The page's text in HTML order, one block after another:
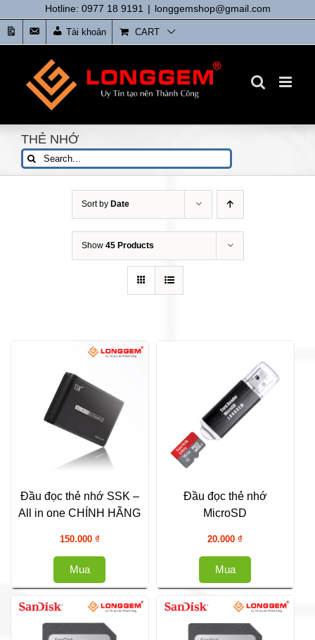
to
content
Hotline: 0977 18 9191 | longgemshop@gmail.com
tức
Liên
Hệ
Tài khoản CART
THẺ NHỚ
Search
for:
Sort by Date
Show 45 Products
Đầu đọc thẻ nhớ SSK –
All in one CHÍNH HÃNG
150.000 ₫
Mua
Đầu đọc thẻ nhớ
MicroSD
20.000₫
Mua